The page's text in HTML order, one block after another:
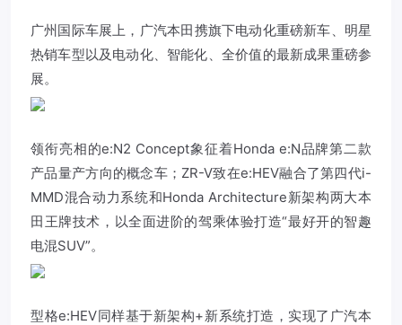
广州国际车展上， 广汽本田携旗下电动化重磅新车、明星
热销车型以及电动化、智能化、全价值的最新成果重磅参
展。
领衔亮相的e:N2 Concept象征着Honda e:N品牌第二款
产品量产方向的概念车；ZR-V致在e:HEV融合了第四代i-
MMD混合动力系统和Honda Architecture新架构两大本
田王牌技术，以全面进阶的驾乘体验打造“最好开的智趣
电混SUV”。
型格e:HEV同样基于新架构+新系统打造，实现了 广汽本